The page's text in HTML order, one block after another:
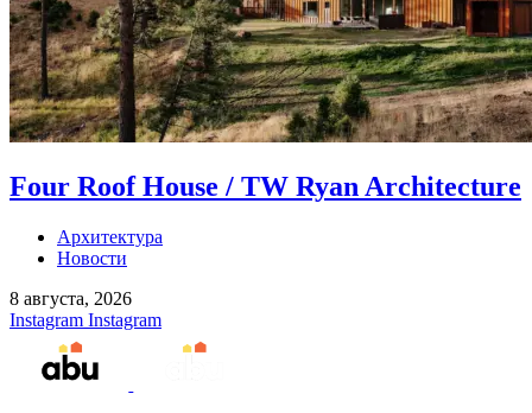
Four Roof House / TW Ryan Architecture
Архитектура
Новости
8 августа, 2026
Instagram Instagram